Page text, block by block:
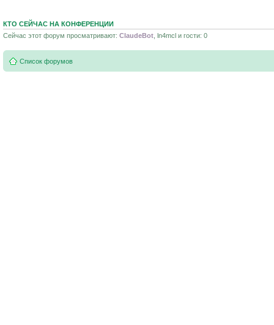
КТО СЕЙЧАС НА КОНФЕРЕНЦИИ
Сейчас этот форум просматривают: ClaudeBot, ln4mcl и гости: 0
Список форумов